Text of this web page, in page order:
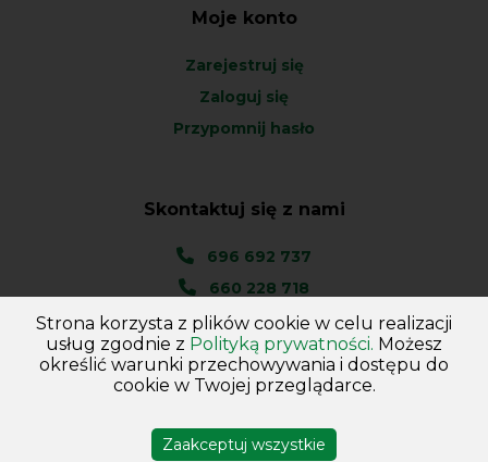
Moje konto
Zarejestruj się
Zaloguj się
Przypomnij hasło
Skontaktuj się z nami
696 692 737
660 228 718
Ul. Węgierska 1A
46-045 Kotórz Mały
(woj. Opolskie)
Copyright © 2026 Hurtownia - Majster. Wszelkie prawa
Strona korzysta z plików cookie w celu realizacji
usług zgodnie z Polityką prywatności. Możesz
określić warunki przechowywania i dostępu do
cookie w Twojej przeglądarce.
Zaakceptuj wszystkie